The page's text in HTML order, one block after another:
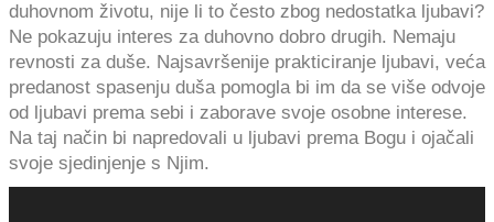
duhovnom životu, nije li to često zbog nedostatka ljubavi?
Ne pokazuju interes za duhovno dobro drugih. Nemaju
revnosti za duše. Najsavršenije prakticiranje ljubavi, veća
predanost spasenju duša pomogla bi im da se više odvoje
od ljubavi prema sebi i zaborave svoje osobne interese.
Na taj način bi napredovali u ljubavi prema Bogu i ojačali
svoje sjedinjenje s Njim.